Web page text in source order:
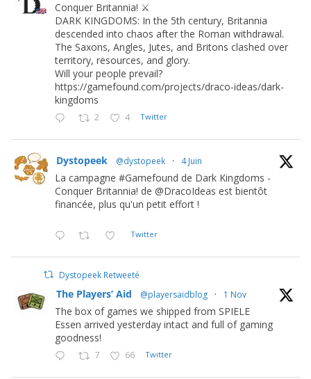
Conquer Britannia! ⚔️
DARK KINGDOMS: In the 5th century, Britannia
descended into chaos after the Roman withdrawal.
The Saxons, Angles, Jutes, and Britons clashed over
territory, resources, and glory.
Will your people prevail?
https://gamefound.com/projects/draco-ideas/dark-
kingdoms
2 4 Twitter
Dystopeek @dystopeek · 4 Juin
La campagne #Gamefound de Dark Kingdoms -
Conquer Britannia! de @DracoIdeas est bientôt
financée, plus qu'un petit effort !
Twitter
Dystopeek Retweeté
The Players’ Aid @playersaidblog · 1 Nov
The box of games we shipped from SPIELE
Essen arrived yesterday intact and full of gaming
goodness!
7 66 Twitter